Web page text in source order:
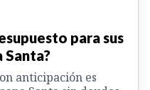
para sus
Santa?
anticipación es